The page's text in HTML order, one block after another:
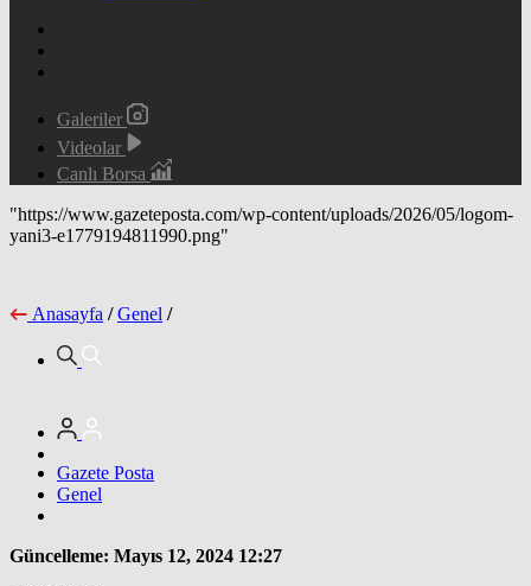
Galeriler
Videolar
Canlı Borsa
"https://www.gazeteposta.com/wp-content/uploads/2026/05/logom-
yani3-e1779194811990.png"
Anasayfa / Genel /
Gazete Posta
Genel
Güncelleme: Mayıs 12, 2024 12:27